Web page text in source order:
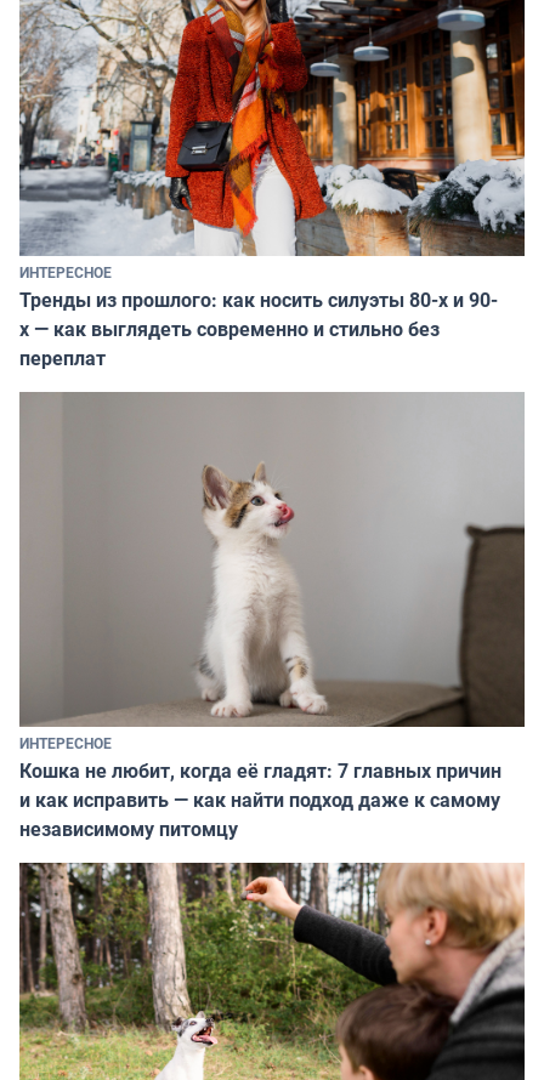
ИНТЕРЕСНОЕ
Тренды из прошлого: как носить силуэты 80-х и 90-
х — как выглядеть современно и стильно без
переплат
ИНТЕРЕСНОЕ
Кошка не любит, когда её гладят: 7 главных причин
и как исправить — как найти подход даже к самому
независимому питомцу